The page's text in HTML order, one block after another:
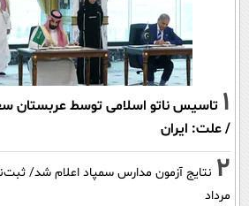
1 تاسیس ناتو اسلامی توسط عربستان
/ علت: ایران
2
مرداد